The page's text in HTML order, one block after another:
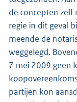
de concepten zelf
regie in dit geval
meende de
weggelegd.
7 mei 2009 geen
partijen kon